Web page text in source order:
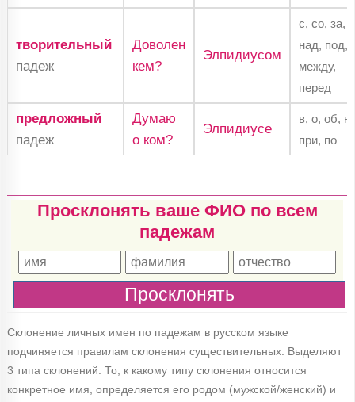
творительный
падеж
Доволен
кем?
Элпидиусом
с, со, за,
над, под,
между,
перед
предложный
падеж
Думаю
о ком?
Элпидиусе
в, о, об,
при, по
Просклонять ваше ФИО по всем
падежам
Склонение личных имен по падежам в русском языке
подчиняется правилам склонения существительных. Выделяют
3 типа склонений. То, к какому типу склонения относится
конкретное имя, определяется его родом (мужской/женский) и